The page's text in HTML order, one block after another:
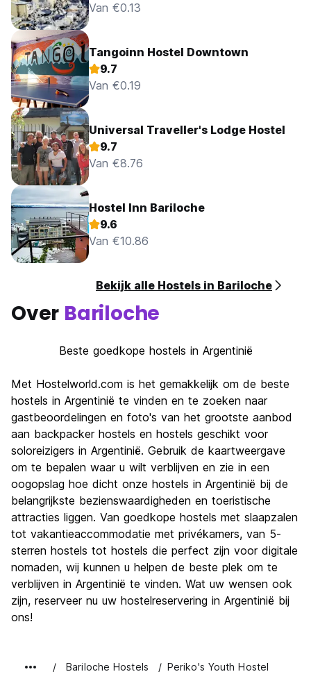
Van €0.13
Tangoinn Hostel Downtown
9.7
Van €0.19
Universal Traveller's Lodge Hostel
9.7
Van €8.76
Hostel Inn Bariloche
9.6
Van €10.86
Bekijk alle Hostels in Bariloche
Over Bariloche
Beste goedkope hostels in Argentinië
Met Hostelworld.com is het gemakkelijk om de beste
hostels in Argentinië te vinden en te zoeken naar
gastbeoordelingen en foto's van het grootste aanbod
aan backpacker hostels en hostels geschikt voor
soloreizigers in Argentinië. Gebruik de kaartweergave
om te bepalen waar u wilt verblijven en zie in een
oogopslag hoe dicht onze hostels in Argentinië bij de
belangrijkste bezienswaardigheden en toeristische
attracties liggen. Van goedkope hostels met slaapzalen
tot vakantieaccommodatie met privékamers, van 5-
sterren hostels tot hostels die perfect zijn voor digitale
nomaden, wij kunnen u helpen de beste plek om te
verblijven in Argentinië te vinden. Wat uw wensen ook
zijn, reserveer nu uw hostelreservering in Argentinië bij
ons!
Bariloche Hostels Periko's Youth Hostel